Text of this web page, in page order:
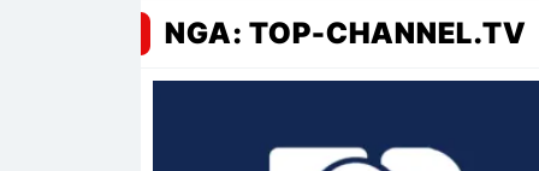
NGA: TOP-CHANNEL.TV